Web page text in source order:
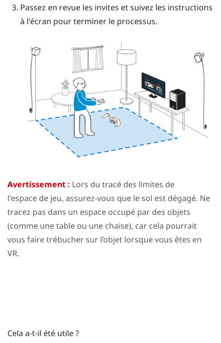
Passez en revue les invites et suivez les instructions
à l'écran pour terminer le processus.
Avertissement : Lors du tracé des limites de
l'espace de jeu, assurez-vous que le sol est dégagé. Ne
tracez pas dans un espace occupé par des objets
(comme une table ou une chaise), car cela pourrait
vous faire trébucher sur l’objet lorsque vous êtes en
VR.
Cela a-t-il été utile ?